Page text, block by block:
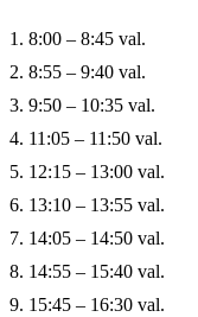
1. 8:00 – 8:45 val.
2. 8:55 – 9:40 val.
3. 9:50 – 10:35 val.
4. 11:05 – 11:50 val.
5. 12:15 – 13:00 val.
6. 13:10 – 13:55 val.
7. 14:05 – 14:50 val.
8. 14:55 – 15:40 val.
9. 15:45 – 16:30 val.